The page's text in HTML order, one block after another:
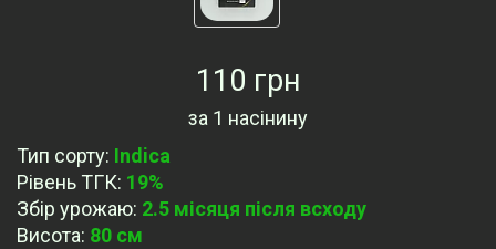
110 грн
за 1 насінину
Тип сорту: Indica
Рівень ТГК: 19%
Збір урожаю: 2.5 місяця після всходу
Висота: 80 см